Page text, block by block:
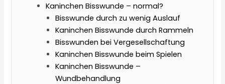
Kaninchen Bisswunde – normal?
Bisswunde durch zu wenig Auslauf
Kaninchen Bisswunde durch Rammeln
Bisswunden bei Vergesellschaftung
Kaninchen Bisswunde beim Spielen
Kaninchen Bisswunde –
Wundbehandlung